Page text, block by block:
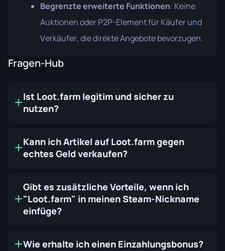
Begrenzte erweiterte Funktionen: Keine
Auktionen oder P2P-Element für Käufer und
Verkäufer, die direkte Angebote bevorzugen.
Fragen-Hub
Ist Loot.farm legitim und sicher zu
nutzen?
Kann ich Artikel auf Loot.farm gegen
echtes Geld verkaufen?
Gibt es zusätzliche Vorteile, wenn ich
"Loot.farm" in meinen Steam-Nickname
einfüge?
Wie erhalte ich einen Einzahlungsbonus?